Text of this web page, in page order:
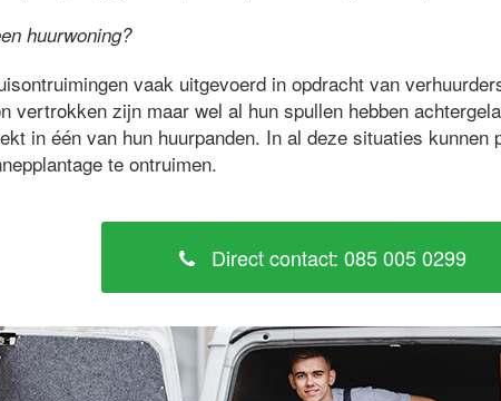
huurwoning?
vaak uitgevoerd in opdracht van
vertrokken zijn maar wel al hun spullen hebben
in één van hun huurpanden. In al deze situaties
te ontruimen.
Direct contact: 085 005 0299